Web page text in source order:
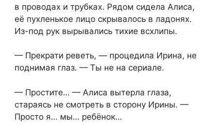
в проводах и трубках. Рядом сидела Алиса,
её пухленькое лицо скрывалось в ладонях.
Из-под рук вырывались тихие всхлипы.
— Прекрати реветь, — процедила Ирина, не
поднимая глаз. — Ты не на сериале.
— Простите… — Алиса вытерла глаза,
стараясь не смотреть в сторону Ирины. —
Просто я… мы… ребёнок…